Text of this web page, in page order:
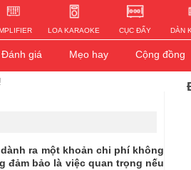
LOA KARAOKE CỤC ĐẨY DÀN
Đánh giá Mẹo hay Cộng đồng
ra một khoản chi phí không
đảm bảo là việc quan trọng nếu